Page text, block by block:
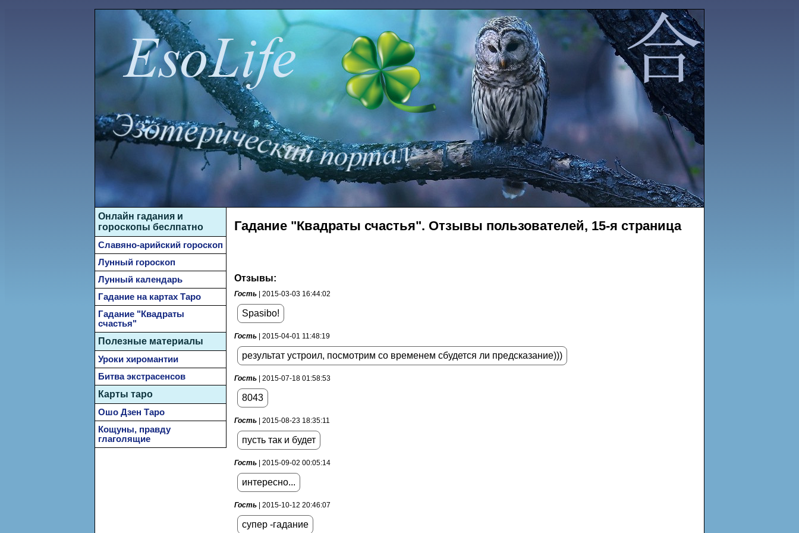
Гадание "Квадраты счастья". Отзывы пользователей, 15-я страница
Отзывы:
Гость | 2015-03-03 16:44:02
Spasibo!
Гость | 2015-04-01 11:48:19
результат устроил, посмотрим со временем сбудется ли предсказание)))
Гость | 2015-07-18 01:58:53
8043
Гость | 2015-08-23 18:35:11
пусть так и будет
Гость | 2015-09-02 00:05:14
интересно...
Гость | 2015-10-12 20:46:07
супер -гадание
Онлайн гадания и
гороскопы беслпатно
Славяно-арийский гороскоп
Лунный гороскоп
Лунный календарь
Гадание на картах Таро
Гадание "Квадраты
счастья"
Полезные материалы
Уроки хиромантии
Битва экстрасенсов
Карты таро
Ошо Дзен Таро
Кощуны, правду
глаголящие